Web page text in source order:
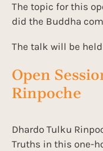
The topic for this
did the Buddha
The talk will be
Open
Rinpoche
Dhardo Tulku
Truths in this one-